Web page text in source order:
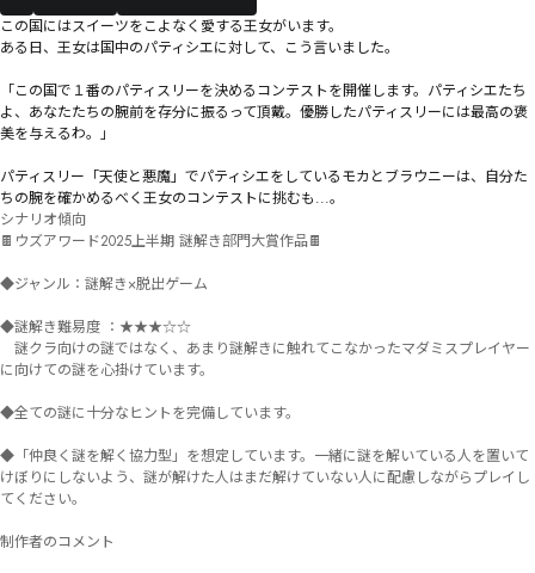
この国にはスイーツをこよなく愛する王女がいます。
ある日、王女は国中のパティシエに対して、こう言いました。
「この国で１番のパティスリーを決めるコンテストを開催します。パティシエたち
よ、あなたたちの腕前を存分に振るって頂戴。優勝したパティスリーには最高の褒
美を与えるわ。」
パティスリー「天使と悪魔」でパティシエをしているモカとブラウニーは、自分た
ちの腕を確かめるべく王女のコンテストに挑むも...。
シナリオ傾向
🍫ウズアワード2025上半期 謎解き部門大賞作品🍫
◆ジャンル：謎解き×脱出ゲーム
◆謎解き難易度 ：★★★☆☆
謎クラ向けの謎ではなく、あまり謎解きに触れてこなかったマダミスプレイヤー
に向けての謎を心掛けています。
◆全ての謎に十分なヒントを完備しています。
◆「仲良く謎を解く協力型」を想定しています。一緒に謎を解いている人を置いて
けぼりにしないよう、謎が解けた人はまだ解けていない人に配慮しながらプレイし
てください。
制作者のコメント